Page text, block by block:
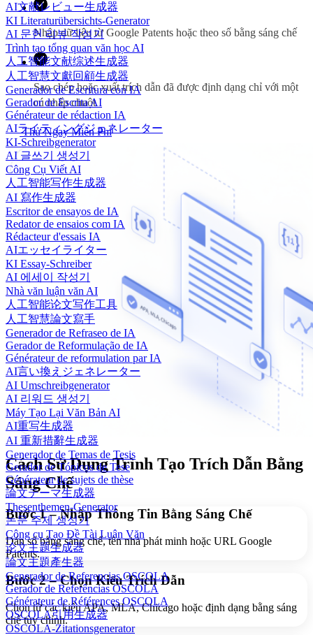
AI文献レビュー生成器
KI Literaturübersichts-Generator
AI 문헌 리뷰 작성기
Trình tạo tổng quan văn học AI
人工智能文献综述生成器
人工智慧文獻回顧生成器
Generador de Escritura con IA
Gerador de Escrita AI
Générateur de rédaction IA
AIライティングジェネレーター
KI-Schreibgenerator
AI 글쓰기 생성기
Công Cụ Viết AI
人工智能写作生成器
AI 寫作生成器
Escritor de ensayos de IA
Redator de ensaios com IA
Rédacteur d'essais IA
AIエッセイライター
KI Essay-Schreiber
AI 에세이 작성기
Nhà văn luận văn AI
人工智能论文写作工具
人工智慧論文寫手
Generador de Refraseo de IA
Gerador de Reformulação de IA
Générateur de reformulation par IA
AI言い換えジェネレーター
AI Umschreibgenerator
AI 리워드 생성기
Máy Tạo Lại Văn Bản AI
AI重写生成器
AI 重新措辭生成器
Generador de Temas de Tesis
Gerador de Tópicos de Tese
Générateur de sujets de thèse
論文テーマ生成器
Thesenthemen-Generator
논문 주제 생성기
Công cụ Tạo Đề Tài Luận Văn
论文主题生成器
論文主題產生器
Generador de Referencias OSCOLA
Gerador de Referências OSCOLA
Générateur de Références OSCOLA
OSCOLA引用生成器
OSCOLA-Zitationsgenerator
Nhập dữ liệu từ Google Patents hoặc theo số bằng sáng chế
Sao chép hoặc xuất trích dẫn đã được định dạng chỉ với một
cú nhấp chuột
Thử Ngay Miễn Phí
Cách Sử Dụng Trình Tạo Trích Dẫn Bằng
Sáng Chế
Bước 1 – Nhập Thông Tin Bằng Sáng Chế
Dán số bằng sáng chế, tên nhà phát minh hoặc URL Google
Patents.
Bước 2 – Chọn Kiểu Trích Dẫn
Chọn từ các kiểu APA, MLA, Chicago hoặc định dạng bằng sáng
chế tùy chỉnh.